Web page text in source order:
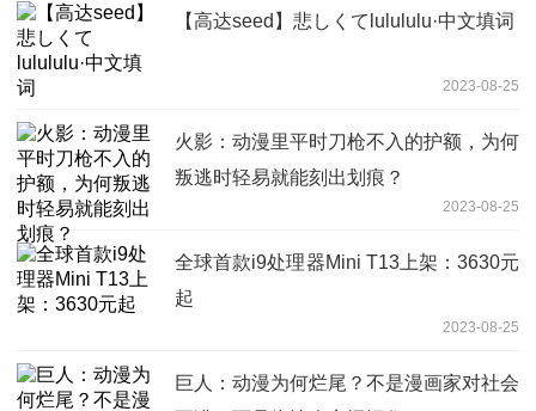
【高达seed】悲しくてlulululu·中文填词
2023-08-25
火影：动漫里平时刀枪不入的护额，为何
叛逃时轻易就能刻出划痕？
2023-08-25
全球首款i9处理器Mini T13上架：3630元
起
2023-08-25
巨人：动漫为何烂尾？不是漫画家对社会